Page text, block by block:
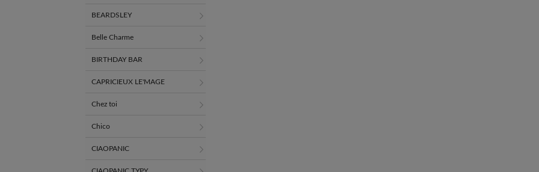
BEARDSLEY
Belle Charme
BIRTHDAY BAR
CAPRICIEUX LE'MAGE
Chez toi
Chico
CIAOPANIC